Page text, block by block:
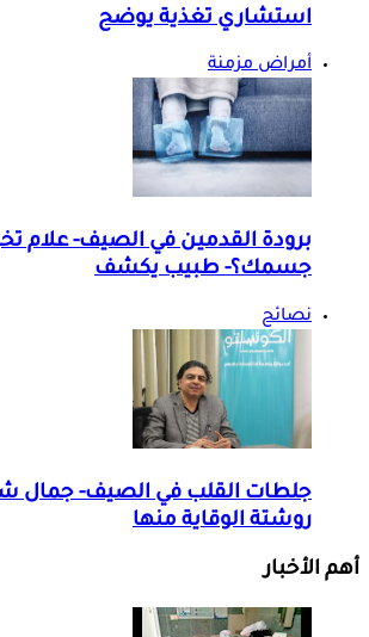
استشاري تغذية يوضح
أمراض مزمنة
برودة القدمين في الصيف- علام
جسمك؟- طبيب يكشف
نصائح
جلطات القلب في الصيف- جمال
روشتة الوقاية منها
أهم الأخبار